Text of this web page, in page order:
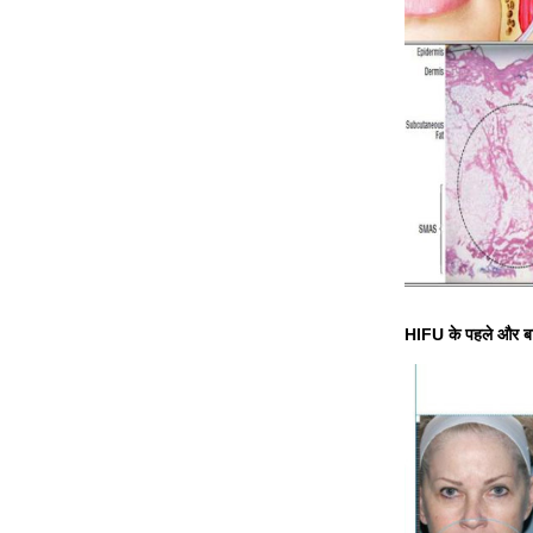
HIFU के पहले और